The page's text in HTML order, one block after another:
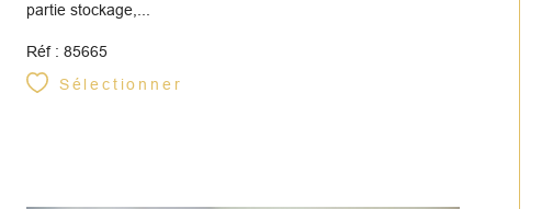
partie stockage,...
Réf : 85665
Sélectionner